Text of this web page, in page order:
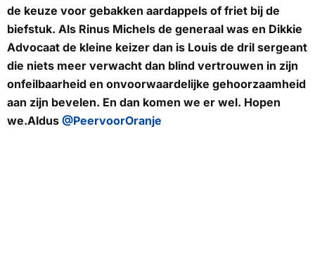
de keuze voor gebakken aardappels of friet bij de
biefstuk. Als Rinus Michels de generaal was en Dikkie
Advocaat de kleine keizer dan is Louis de dril sergeant
die niets meer verwacht dan blind vertrouwen in zijn
onfeilbaarheid en onvoorwaardelijke gehoorzaamheid
aan zijn bevelen. En dan komen we er wel. Hopen
we.Aldus @PeervoorOranje